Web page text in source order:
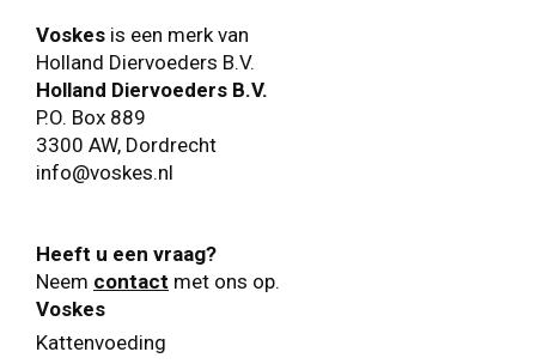
Voskes is een merk van
Holland Diervoeders B.V.
Holland Diervoeders B.V.
P.O. Box 889
3300 AW, Dordrecht
info@voskes.nl
Heeft u een vraag?
Neem contact met ons op.
Voskes
Kattenvoeding